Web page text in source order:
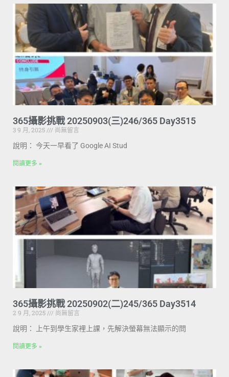
365攝影挑戰 20250903(三)246/365 Day3515
3 9 月, 2025
尚無留言
說明： 今天一早看了 Google AI Stud
閱讀更多 »
365攝影挑戰 20250902(二)245/365 Day3514
2 9 月, 2025
尚無留言
說明： 上午到學生家裡上課，先解決螢幕無法顯示的問
閱讀更多 »